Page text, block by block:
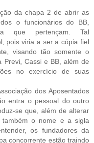
da chapa 2 de abrir as
o funcionários do BB,
que pertençam. Tal
pois viria a ser a cópia fiel
visando tão somente o
Previ, Cassi e BB, além de
no exercício de suas
dos Aposentados
entra o pessoal do outro
se que, além de alterar
o nome e a sigla
os fundadores da
concorrente estão traindo